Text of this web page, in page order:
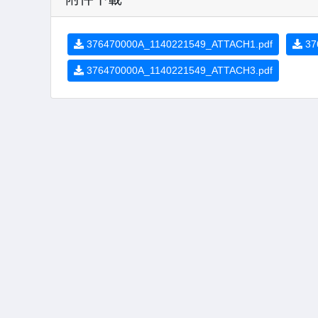
376470000A_1140221549_ATTACH1.pdf
376470000A_1140221549_ATTACH3.pdf